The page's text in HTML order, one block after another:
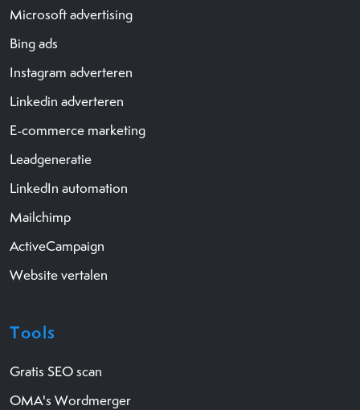
Microsoft advertising
Bing ads
Instagram adverteren
Linkedin adverteren
E-commerce marketing
Leadgeneratie
LinkedIn automation
Mailchimp
ActiveCampaign
Website vertalen
Tools
Gratis SEO scan
OMA's Wordmerger